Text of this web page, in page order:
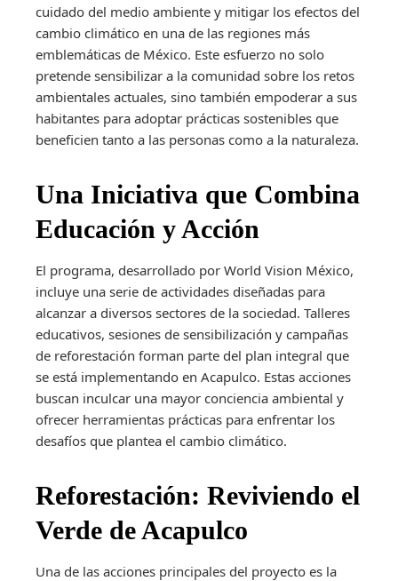
cuidado del medio ambiente y mitigar los efectos del
cambio climático en una de las regiones más
emblemáticas de México. Este esfuerzo no solo
pretende sensibilizar a la comunidad sobre los retos
ambientales actuales, sino también empoderar a sus
habitantes para adoptar prácticas sostenibles que
beneficien tanto a las personas como a la naturaleza.
Una Iniciativa que Combina
Educación y Acción
El programa, desarrollado por World Vision México,
incluye una serie de actividades diseñadas para
alcanzar a diversos sectores de la sociedad. Talleres
educativos, sesiones de sensibilización y campañas
de reforestación forman parte del plan integral que
se está implementando en Acapulco. Estas acciones
buscan inculcar una mayor conciencia ambiental y
ofrecer herramientas prácticas para enfrentar los
desafíos que plantea el cambio climático.
Reforestación: Reviviendo el
Verde de Acapulco
Una de las acciones principales del proyecto es la